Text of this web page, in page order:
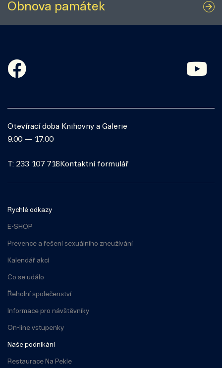
Obnova památek
Otevírací doba Knihovny a Galerie
9:00 — 17:00
T: 233 107 718 Kontaktní formulář
Rychlé odkazy
E-SHOP
Prevence a řešení sexuálního zneužívání
Kalendář akcí
Co se událo
Řeholní společenství
Informace pro návštěvníky
On-line vstupenky
Naše podnikání
Restaurace Na Pekle